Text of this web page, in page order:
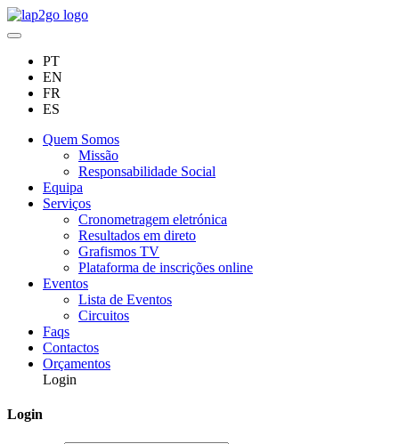
PT
EN
FR
ES
Quem Somos
Missão
Responsabilidade Social
Equipa
Serviços
Cronometragem eletrónica
Resultados em direto
Grafismos TV
Plataforma de inscrições online
Eventos
Lista de Eventos
Circuitos
Faqs
Contactos
Orçamentos
Login
Login